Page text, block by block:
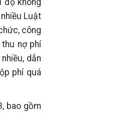
độ không
Luật
công
nợ phí
dẫn
phí quá
bao gồm